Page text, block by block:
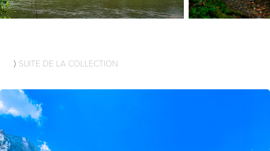
⟩ SUITE DE LA COLLECTION